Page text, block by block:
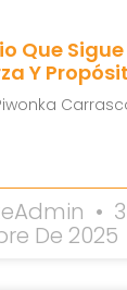
Que
Y
De 2025